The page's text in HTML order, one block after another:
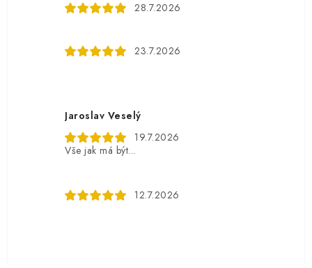
28.7.2026
23.7.2026
Jaroslav Veselý
19.7.2026
Vše jak má být...
12.7.2026